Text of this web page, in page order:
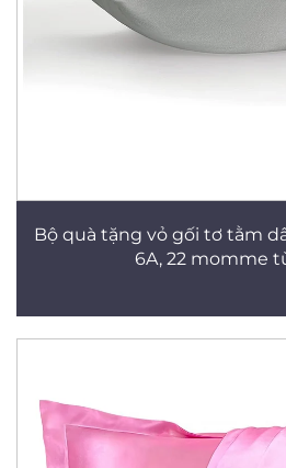
Bộ quà tặng vỏ gối tơ tằm
6A, 22 momme